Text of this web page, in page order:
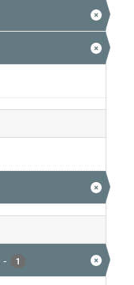
- 1